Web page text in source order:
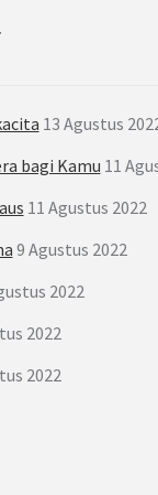
13 Agustus
bagi Kamu 11
11 Agustus 2022
9 Agustus 2022
2022
2022
2022